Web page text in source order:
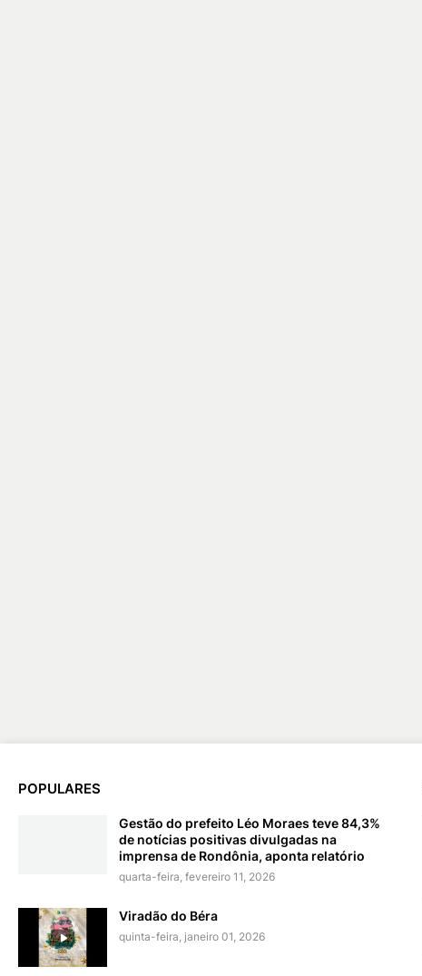
POPULARES
Gestão do prefeito Léo Moraes teve 84,3%
de notícias positivas divulgadas na
imprensa de Rondônia, aponta relatório
quarta-feira, fevereiro 11, 2026
Viradão do Béra
quinta-feira, janeiro 01, 2026